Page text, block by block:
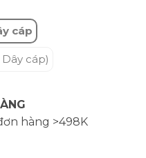
cáp
cáp)
hàng >498K